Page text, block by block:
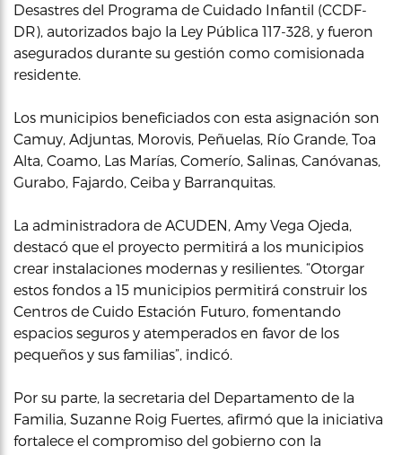
Desastres del Programa de Cuidado Infantil (CCDF-
DR), autorizados bajo la Ley Pública 117-328, y fueron
asegurados durante su gestión como comisionada
residente.
Los municipios beneficiados con esta asignación son
Camuy, Adjuntas, Morovis, Peñuelas, Río Grande, Toa
Alta, Coamo, Las Marías, Comerío, Salinas, Canóvanas,
Gurabo, Fajardo, Ceiba y Barranquitas.
La administradora de ACUDEN, Amy Vega Ojeda,
destacó que el proyecto permitirá a los municipios
crear instalaciones modernas y resilientes. “Otorgar
estos fondos a 15 municipios permitirá construir los
Centros de Cuido Estación Futuro, fomentando
espacios seguros y atemperados en favor de los
pequeños y sus familias”, indicó.
Por su parte, la secretaria del Departamento de la
Familia, Suzanne Roig Fuertes, afirmó que la iniciativa
fortalece el compromiso del gobierno con la